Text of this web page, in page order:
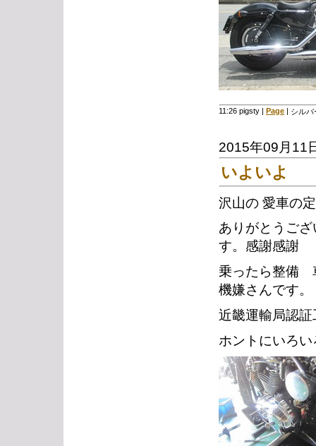
11:26 pigsty | Page | シル
2015年09月11
いよいよ
沢山の 愛車の
ありがとうご
す。感謝感謝
乗ったら整備
機嫌さんです。
近畿運輸局認
ホントにいろ